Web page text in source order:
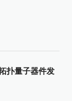
扑量子器件发